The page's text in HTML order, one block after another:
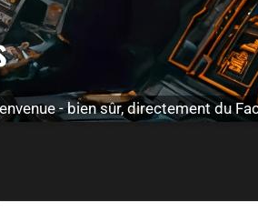
- bien sûr, directement du